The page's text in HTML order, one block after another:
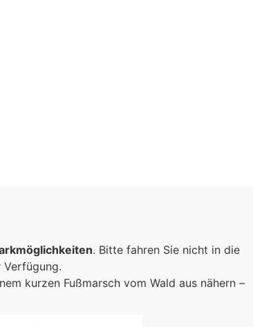
. Bitte fahren Sie nicht in die
Verfügung.
kurzen Fußmarsch vom Wald aus nähern –